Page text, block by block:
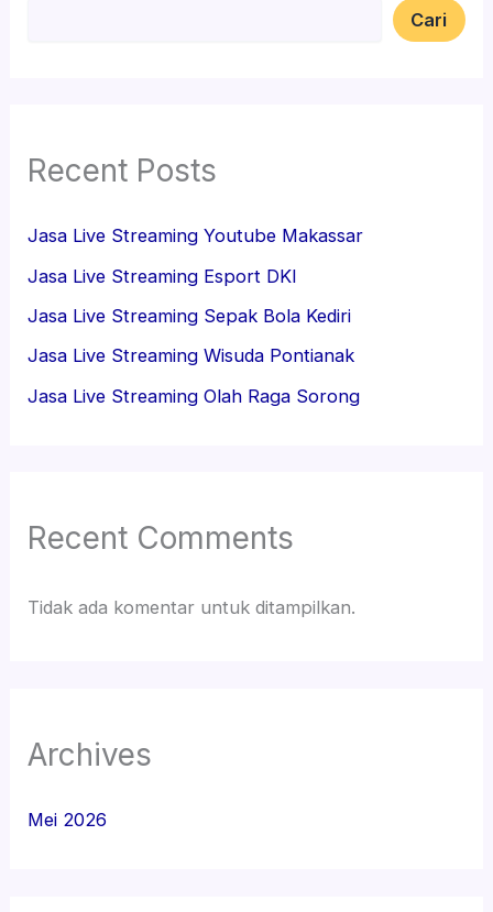
Cari
Recent Posts
Jasa Live Streaming Youtube Makassar
Jasa Live Streaming Esport DKI
Jasa Live Streaming Sepak Bola Kediri
Jasa Live Streaming Wisuda Pontianak
Jasa Live Streaming Olah Raga Sorong
Recent Comments
Tidak ada komentar untuk ditampilkan.
Archives
Mei 2026